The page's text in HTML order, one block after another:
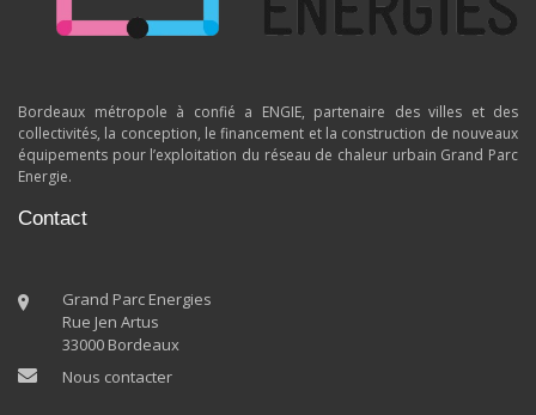
Bordeaux métropole à confié a ENGIE, partenaire des villes et des
collectivités, la conception, le financement et la construction de nouveaux
équipements pour l’exploitation du réseau de chaleur urbain Grand Parc
Energie.
Contact
Grand Parc Energies
Rue Jen Artus
33000 Bordeaux
Nous contacter